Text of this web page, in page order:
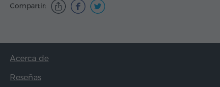
Compartir:
Acerca de
Reseñas